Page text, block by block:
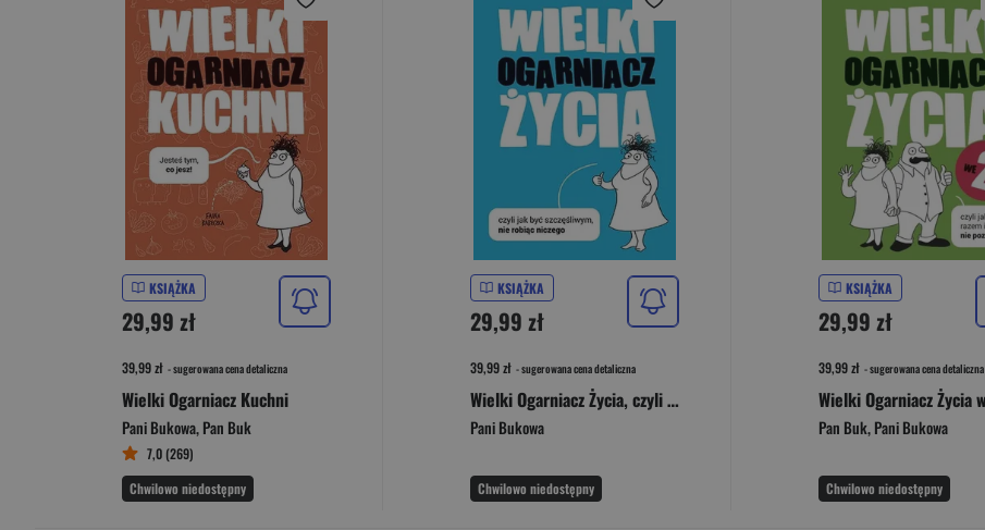
KSIĄŻKA
29,99 zł
39,99 zł - sugerowana cena detaliczna
Wielki Ogarniacz Kuchni
Pani Bukowa,Pan Buk
7,0 (269)
Chwilowo niedostępny
KSIĄŻKA
29,99 zł
39,99 zł - sugerowana cena detaliczna
Wielki Ogarniacz Życia, czyli jak być szczęśliwym, nie robiąc niczego (wyd. 2023)
Pani Bukowa
Chwilowo niedostępny
KSIĄŻKA
29,99 zł
39,99 zł - sugerowana cena detaliczna
Pan Buk,Pani Bukowa
Chwilowo niedostępny